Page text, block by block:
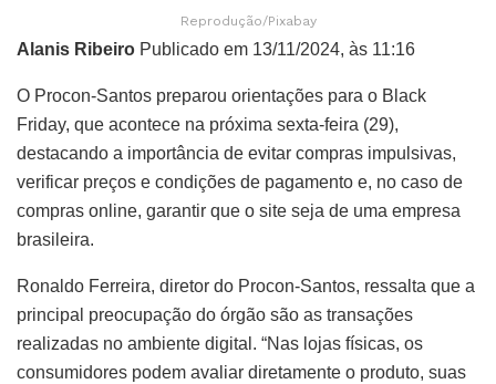
Reprodução/Pixabay
Alanis Ribeiro Publicado em 13/11/2024, às 11:16
O Procon-Santos preparou orientações para o Black
Friday, que acontece na próxima sexta-feira (29),
destacando a importância de evitar compras impulsivas,
verificar preços e condições de pagamento e, no caso de
compras online, garantir que o site seja de uma empresa
brasileira.
Ronaldo Ferreira, diretor do Procon-Santos, ressalta que a
principal preocupação do órgão são as transações
realizadas no ambiente digital. “Nas lojas físicas, os
consumidores podem avaliar diretamente o produto, suas